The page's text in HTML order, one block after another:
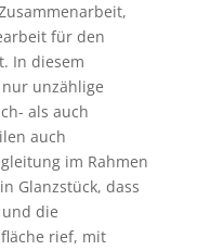
für den
In diesem
unzählige
als auch
auch
im Rahmen
Glanzstück, dass
die
rief, mit